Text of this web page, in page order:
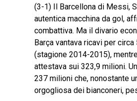
(3-1) Il Barcellona di Messi,
autentica macchina da gol,
combattiva. Ma il divario
Barça vantava ricavi per
(stagione 2014-2015),
attestava sui 323,9 milioni.
237 milioni che, nonostante
orgogliosa dei bianconeri,